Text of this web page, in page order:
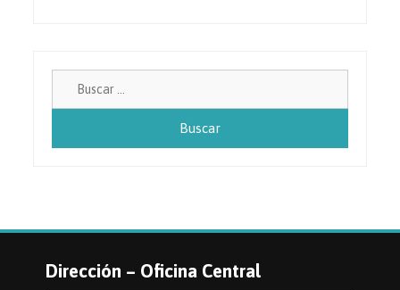
Dirección – Oficina Central